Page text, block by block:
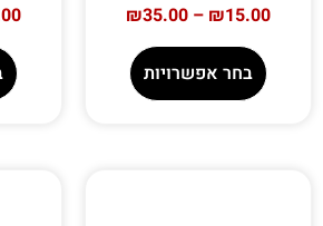
₪15.00
–
₪35.00
בחר אפשרויות